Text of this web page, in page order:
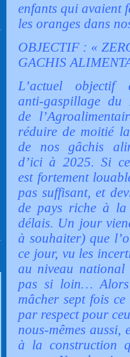
enfants qui avaient
les oranges dans
OBJECTIF : «
GACHIS
L’actuel
anti-gaspillage du
de
réduire de moitié
de nos gâchis
d’ici à 2025. Si
est fortement
pas suffisant, et
de pays riche à la
délais. Un jour
à souhaiter) que
ce jour, vu les
au niveau national
pas si loin…
mâcher sept fois
par respect pour
nous-mêmes aussi,
à la construction